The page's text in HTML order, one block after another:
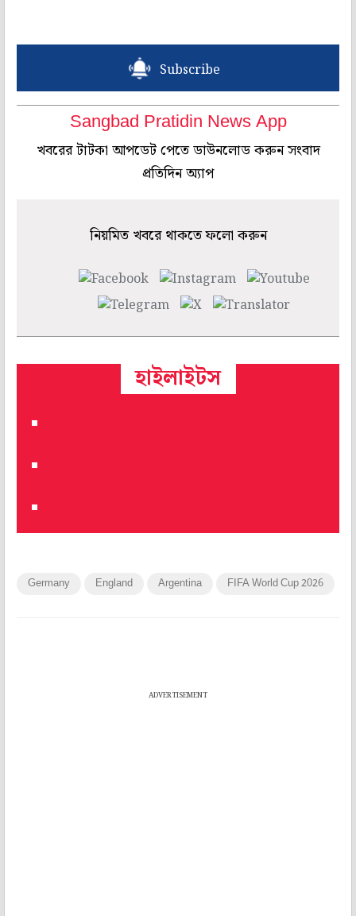
Subscribe
Sangbad Pratidin News App
খবরের টাটকা আপডেট পেতে ডাউনলোড করুন সংবাদ
প্রতিদিন অ্যাপ
নিয়মিত খবরে থাকতে ফলো করুন
হাইলাইটস
Germany England Argentina FIFA World Cup 2026
ADVERTISEMENT